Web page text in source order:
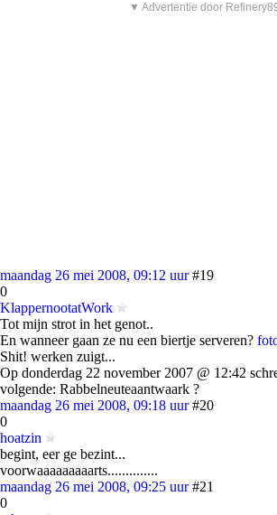
▼ Advertentie door
maandag 26 mei 2008, 09:12 uur #19
0
KlappernootatWork
Tot mijn strot in het genot..
En wanneer gaan ze nu een biertje serveren?
Shit! werken zuigt...
Op donderdag 22 november 2007 @ 12:42
volgende: Rabbelneuteaantwaark ?
maandag 26 mei 2008, 09:18 uur #20
0
hoatzin
begint, eer ge bezint...
voorwaaaaaaaaarts..............
maandag 26 mei 2008, 09:25 uur #21
0